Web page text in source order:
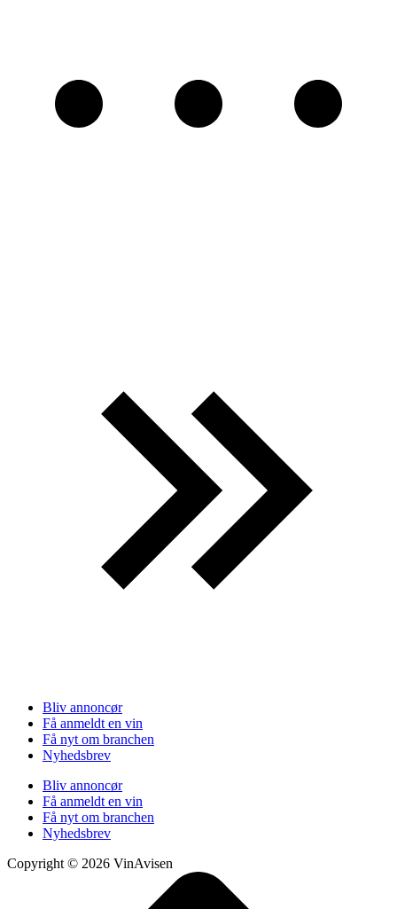
Bliv annoncør
Få anmeldt en vin
Få nyt om branchen
Nyhedsbrev
Bliv annoncør
Få anmeldt en vin
Få nyt om branchen
Nyhedsbrev
Copyright © 2026 VinAvisen